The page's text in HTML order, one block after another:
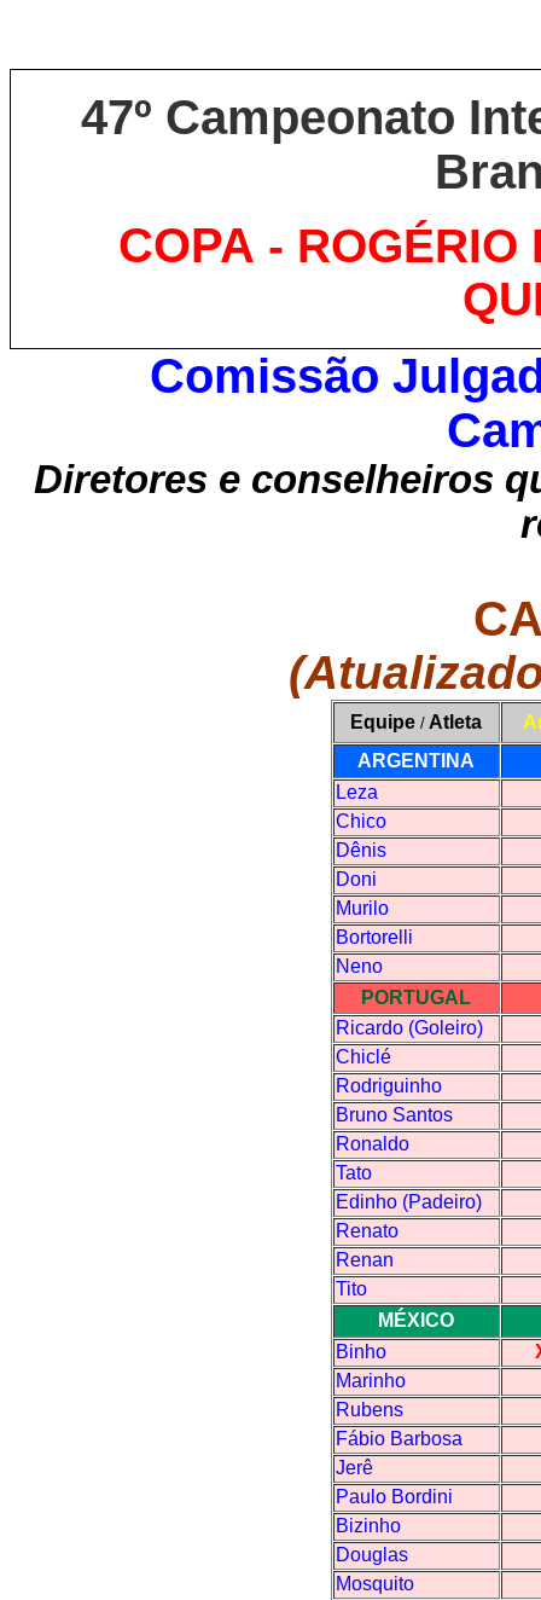
47º Campeonato
COPA - ROGÉRIO
Comissão
Diretores e conselheiros
Equipe / Atleta
ARGENTINA
Leza
Chico
Dênis
Doni
Murilo
Bortorelli
Neno
PORTUGAL
Ricardo (Goleiro)
Chiclé
Rodriguinho
Bruno Santos
Ronaldo
Tato
Edinho (Padeiro)
Renato
Renan
Tito
MÉXICO
Binho
Marinho
Rubens
Fábio Barbosa
Jerê
Paulo Bordini
Bizinho
Douglas
Mosquito